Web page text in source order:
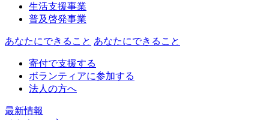
生活支援事業
普及啓発事業
あなたにできること あなたにできること
寄付で支援する
ボランティアに参加する
法人の方へ
最新情報